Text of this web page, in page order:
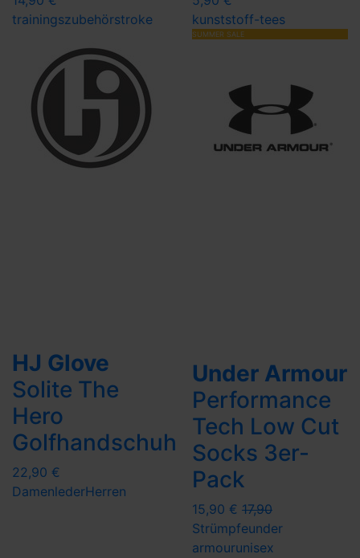
trainingszubehörstroke
kunststoff-tees
HJ Glove
Solite The
Hero
Golfhandschuh
22,90 €
DamenlederHerren
SUMMER SALE
Under Armour
Performance
Tech Low Cut
Socks 3er-
Pack
15,90 € 17,90
Strümpfeunder
armourunisex